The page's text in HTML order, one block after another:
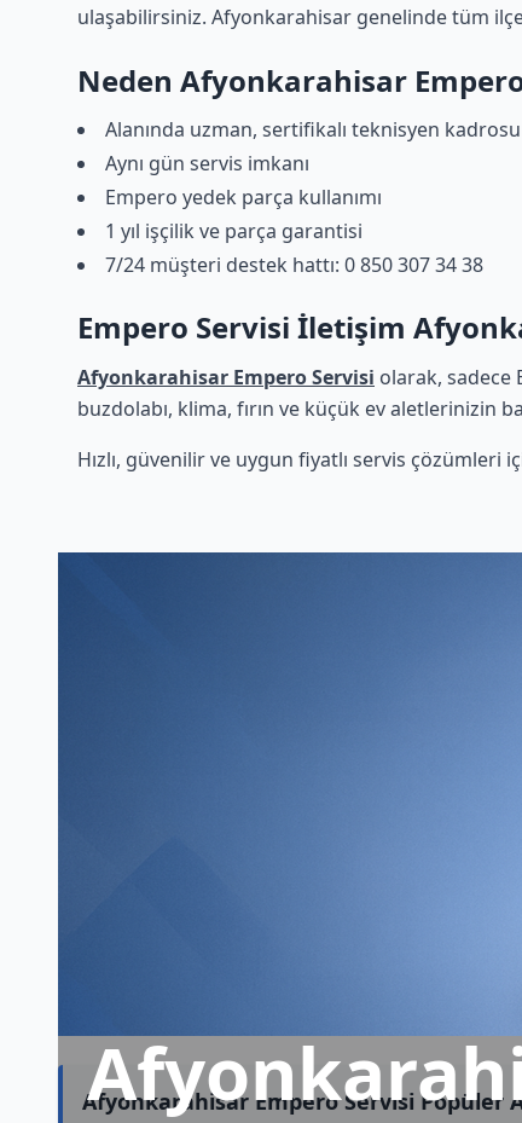
ulaşabilirsiniz. Afyonkarahisar genelinde tüm
Neden Afyonkarahisar
Alanında uzman, sertifikalı teknisyen kadrosu
Aynı gün servis imkanı
Empero yedek parça kullanımı
1 yıl işçilik ve parça garantisi
7/24 müşteri destek hattı: 0 850 307 34 38
Empero Servisi İletişim
Afyonkarahisar Empero Servisi olarak, sadece
buzdolabı, klima, fırın ve küçük ev aletlerinizin
Hızlı, güvenilir ve uygun fiyatlı servis çözümleri
Afyonkarahisar Empero Servisi Popüler